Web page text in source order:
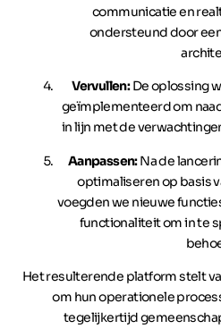
communicatie en
ondersteund door
Vervullen:De oplossing
geïmplementeerd om
in lijn met de
Aanpassen:Na de
optimaliseren op basis
voegden we nieuwe
functionaliteit om in te
Het resulterende platform stelt
om hun operationele
tegelijkertijd